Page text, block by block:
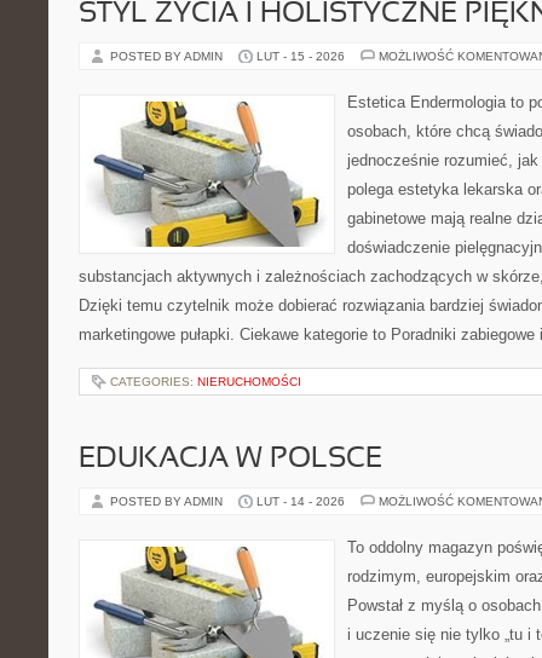
STYL ŻYCIA I HOLISTYCZNE
POSTED BY ADMIN LUT - 15 - 2026 MOŻLIWOŚĆ
Estetica Endermologia to
osobach, które chcą
jednocześnie rozumieć,
polega estetyka lekarska
gabinetowe mają realne
doświadczenie
substancjach aktywnych i zależnościach zachodzących w
Dzięki temu czytelnik może dobierać rozwiązania bardziej
marketingowe pułapki. Ciekawe kategorie to Poradniki
CATEGORIES: NIERUCHOMOŚCI
EDUKACJA W POLSCE
POSTED BY ADMIN LUT - 14 - 2026 MOŻLIWOŚĆ
To oddolny magazyn
rodzimym, europejskim
Powstał z myślą o
i uczenie się nie tylko „tu i